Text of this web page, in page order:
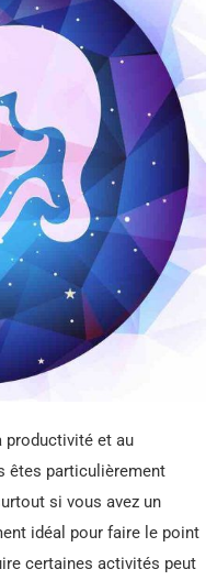
productivité et au
êtes particulièrement
si vous avez un
idéal pour faire le point
certaines activités peut